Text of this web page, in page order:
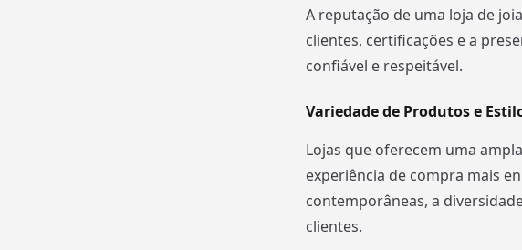
A reputação de uma loja de
clientes, certificações e a
confiável e respeitável.
Variedade de Produtos e
Lojas que oferecem uma
experiência de compra mais
contemporâneas, a
clientes.